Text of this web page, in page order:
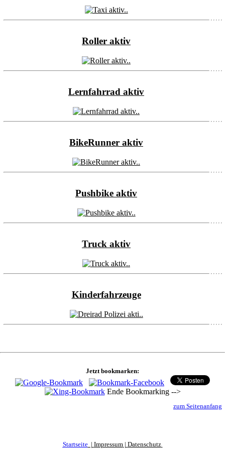
Roller aktiv
Lernfahrrad aktiv
BikeRunner aktiv
Pushbike aktiv
Truck aktiv
Kinderfahrzeuge
Jetzt bookmarken:
Ende Bookmarking -->
zum Seitenanfang
Startseite| Impressum| Datenschutz